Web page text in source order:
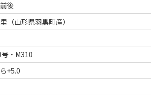
後
（山形県羽黒町産）
・M310
+5.0